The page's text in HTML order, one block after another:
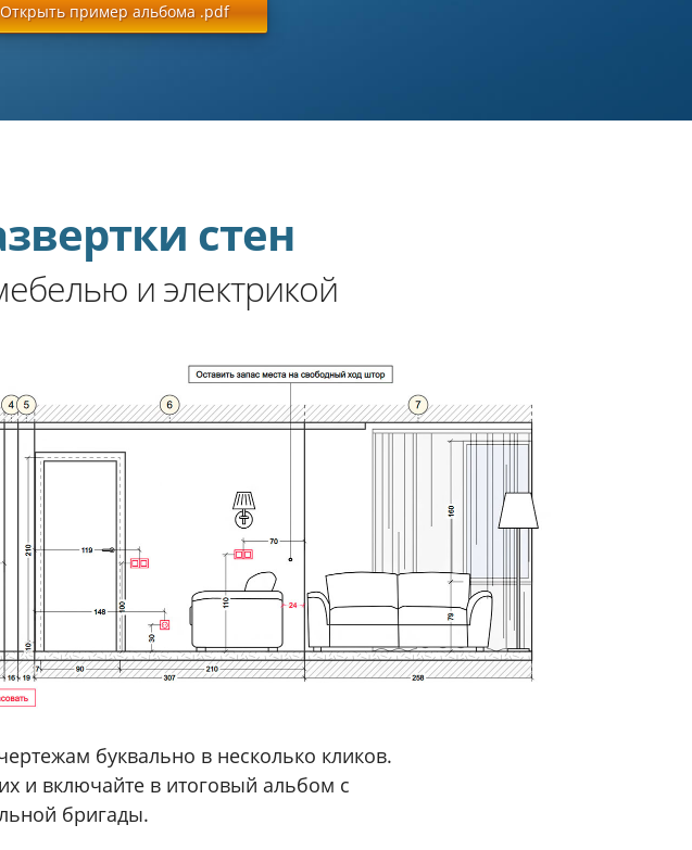
Открыть пример альбома .pdf
стен
и электрикой
буквально в несколько кликов.
и включайте в итоговый альбом с
бригады.